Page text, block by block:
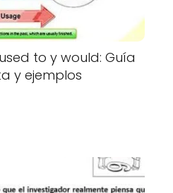
to y would: Guía
y ejemplos